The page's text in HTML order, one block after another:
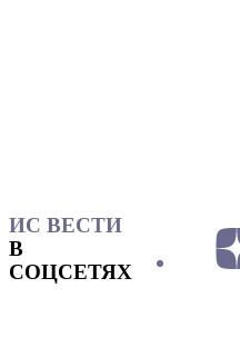
ИС ВЕСТИ
В
СОЦСЕТЯХ